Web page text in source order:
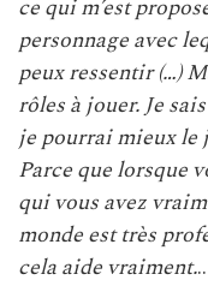
ce qui m’est
personnage avec
peux ressentir (…)
rôles à jouer. Je
je pourrai mieux le
Parce que lorsque
qui vous avez
monde est très
cela aide vraiment.